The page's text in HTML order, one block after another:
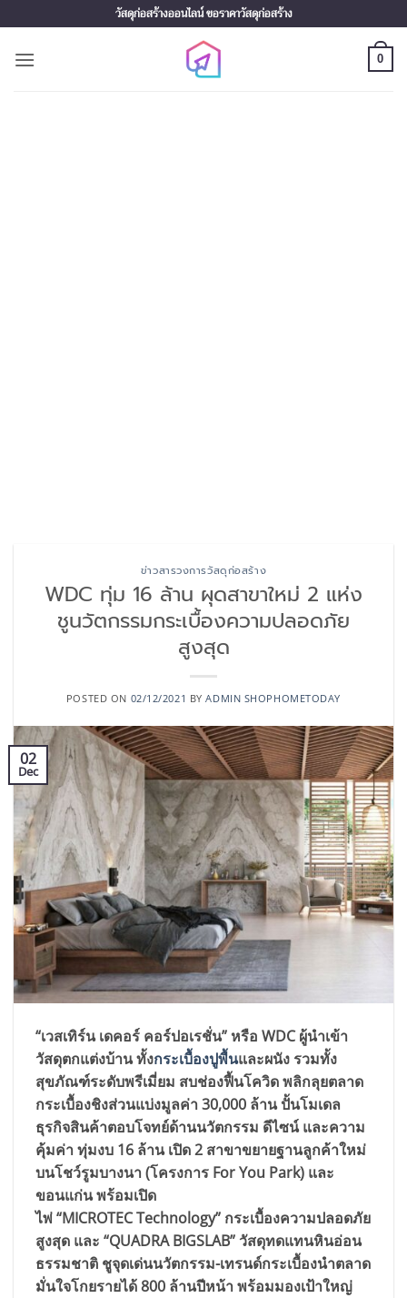
to
content
วัสดุก่อสร้างออนไลน์ ขอราคาวัสดุก่อสร้าง
0
ข่าวสารวงการวัสดุก่อสร้าง
WDC ทุ่ม 16 ล้าน ผุดสาขาใหม่ 2 แห่ง
ชูนวัตกรรมกระเบื้องความปลอดภัย
สูงสุด
POSTED ON 02/12/2021 BYADMIN SHOPHOMETODAY
02
Dec
“เวสเทิร์น เดคอร์ คอร์ปอเรชั่น” หรือ WDC ผู้นำเข้า
วัสดุตกแต่งบ้าน ทั้งกระเบื้องปูพื้นและผนัง รวมทั้ง
สุขภัณฑ์ระดับพรีเมี่ยม สบช่องฟื้นโควิด พลิกลุยตลาด
กระเบื้องชิงส่วนแบ่งมูลค่า 30,000 ล้าน ปั้นโมเดล
ธุรกิจสินค้าตอบโจทย์ด้านนวัตกรรม ดีไซน์ และความ
คุ้มค่า ทุ่มงบ 16 ล้าน เปิด 2 สาขาขยายฐานลูกค้าใหม่
บนโชว์รูมบางนา (โครงการ For You Park) และ
ขอนแก่น พร้อมเปิด
ไพ่ “MICROTEC Technology” กระเบื้องความปลอดภัย
สูงสุด และ “QUADRA BIGSLAB” วัสดุทดแทนหินอ่อน
ธรรมชาติ ชูจุดเด่นนวัตกรรม-เทรนด์กระเบื้องนำตลาด
มั่นใจโกยรายได้ 800 ล้านปีหน้า พร้อมมองเป้าใหญ่